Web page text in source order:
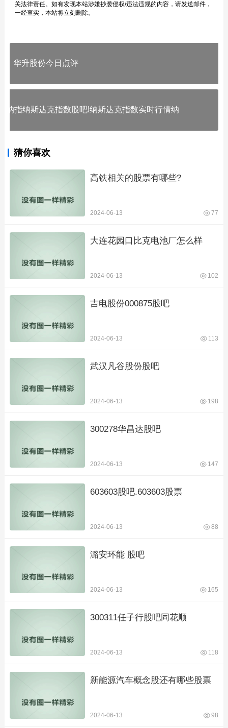
关法律责任。如有发现本站涉嫌抄袭侵权/违法违规的内容，请发送邮件，
一经查实，本站将立刻删除。
华升股份今日点评
纳指纳斯达克指数股吧!纳斯达克指数实时行情纳
猜你喜欢
高铁相关的股票有哪些?
2024-06-13 77
大连花园口比克电池厂怎么样
2024-06-13 102
吉电股份000875股吧
2024-06-13 113
武汉凡谷股份股吧
2024-06-13 198
300278华昌达股吧
2024-06-13 147
603603股吧.603603股票
2024-06-13 88
潞安环能 股吧
2024-06-13 165
300311任子行股吧同花顺
2024-06-13 118
新能源汽车概念股还有哪些股票
2024-06-13 98